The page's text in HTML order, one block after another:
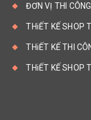
ĐƠN VỊ THI
THiẾT KẾ SHOP
THiẾT KẾ THI
THiẾT KẾ SHOP